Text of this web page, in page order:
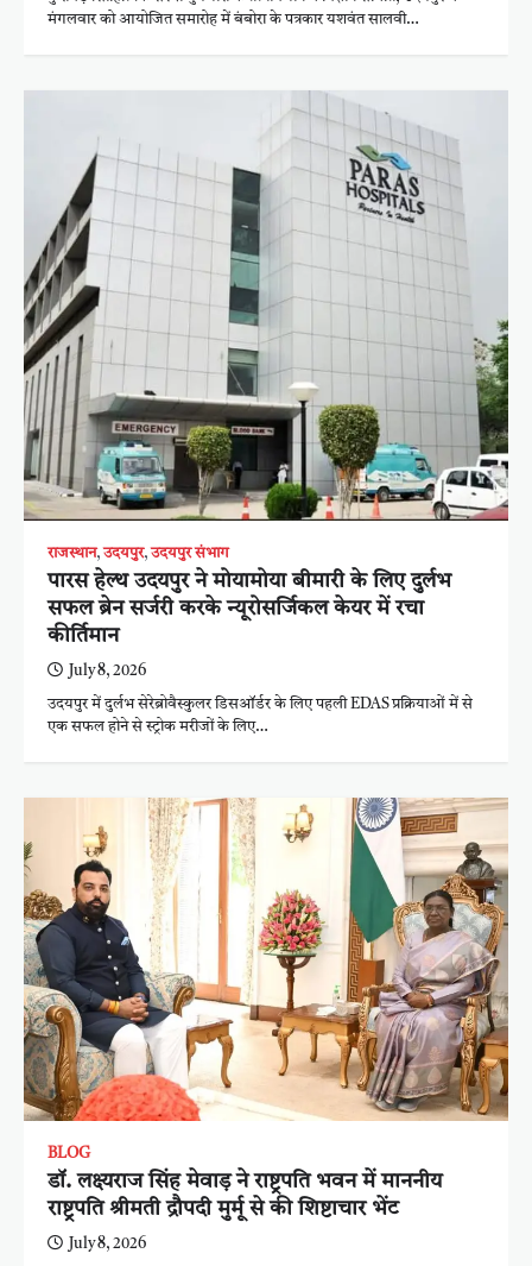
मंगलवार को आयोजित समारोह में बंबोरा के पत्रकार यशवंत सालवी…
राजस्थान,उदयपुर,उदयपुर संभाग
पारस हेल्थ उदयपुर ने मोयामोया बीमारी के लिए दुर्लभ
सफल ब्रेन सर्जरी करके न्यूरोसर्जिकल केयर में रचा
कीर्तिमान
July 8, 2026
उदयपुर में दुर्लभ सेरेब्रोवैस्कुलर डिसऑर्डर के लिए पहली EDAS प्रक्रियाओं में से
एक सफल होने से स्ट्रोक मरीजों के लिए…
BLOG
डॉ. लक्ष्यराज सिंह मेवाड़ ने राष्ट्रपति भवन में माननीय
राष्ट्रपति श्रीमती द्रौपदी मुर्मू से की शिष्टाचार भेंट
July 8, 2026